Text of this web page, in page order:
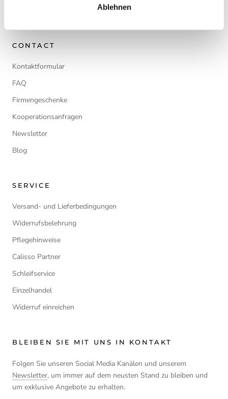
Ablehnen
CONTACT
Kontaktformular
FAQ
Firmengeschenke
Kooperationsanfragen
Newsletter
Blog
SERVICE
Versand- und Lieferbedingungen
Widerrufsbelehrung
Pflegehinweise
Calisso Partner
Schleifservice
Einzelhandel
Widerruf einreichen
BLEIBEN SIE MIT UNS IN KONTAKT
Folgen Sie unseren Social Media Kanälen und unserem
Newsletter, um immer auf dem neusten Stand zu bleiben und
um exklusive Angebote zu erhalten.